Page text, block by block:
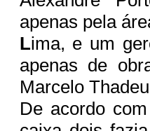
apenas pela
Lima, e um
apenas de
Marcelo
De acordo